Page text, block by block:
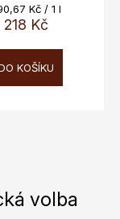
218 Kč
Kč / 1 l
KOŠÍKU
volba